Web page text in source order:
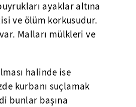
ayaklar altına
ve ölüm korkusudur.
Malları mülkleri ve
halinde ise
kurbanı suçlamak
bunlar başına